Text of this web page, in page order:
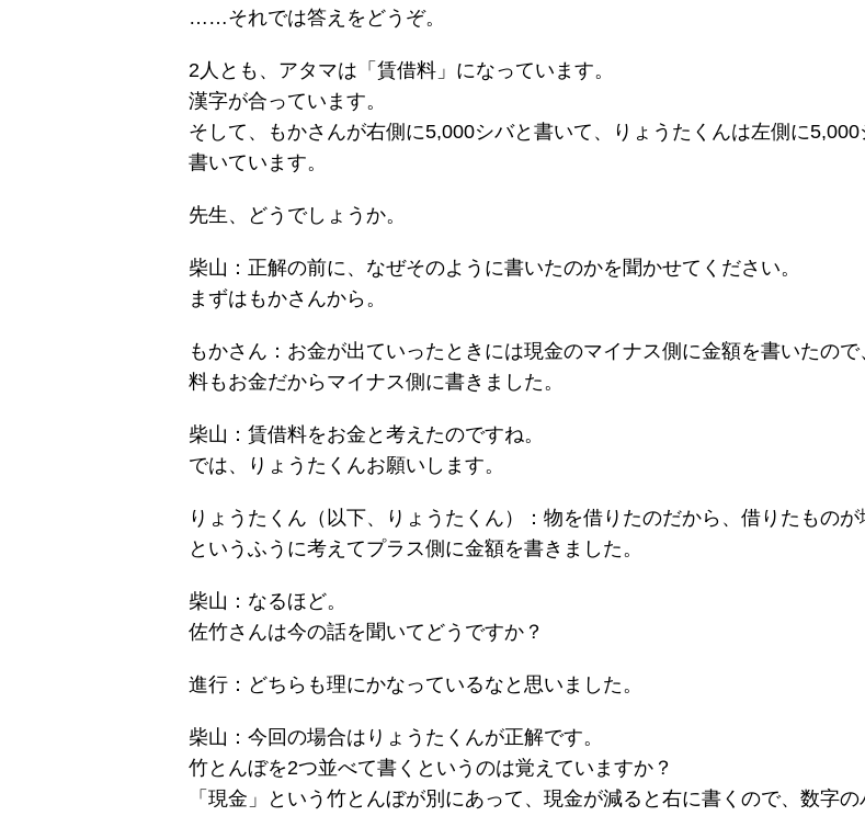
……それでは答えをどうぞ。
2人とも、アタマは「賃借料」になっています。
漢字が合っています。
そして、もかさんが右側に5,000シバと書いて、りょうたくんは左側に5,000
書いています。
先生、どうでしょうか。
柴山：正解の前に、なぜそのように書いたのかを聞かせてください。
まずはもかさんから。
もかさん：お金が出ていったときには現金のマイナス側に金額を書いたので
料もお金だからマイナス側に書きました。
柴山：賃借料をお金と考えたのですね。
では、りょうたくんお願いします。
りょうたくん（以下、りょうたくん）：物を借りたのだから、借りたものが
というふうに考えてプラス側に金額を書きました。
柴山：なるほど。
佐竹さんは今の話を聞いてどうですか？
進行：どちらも理にかなっているなと思いました。
柴山：今回の場合はりょうたくんが正解です。
竹とんぼを2つ並べて書くというのは覚えていますか？
「現金」という竹とんぼが別にあって、現金が減ると右に書くので、数字の